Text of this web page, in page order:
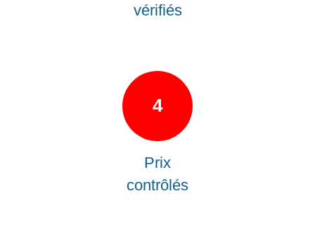
vérifiés
4
Prix
contrôlés